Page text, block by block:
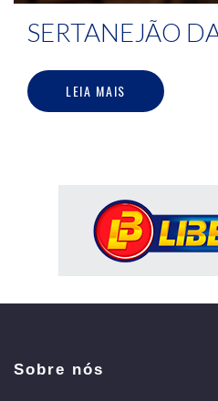
SERTANEJÃO
LEIA MAIS
Sobre nós